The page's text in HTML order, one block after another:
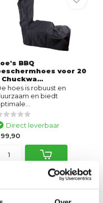
BBQ
voor 20
Chuckwa...
hoes is robuust en
en biedt
Direct leverbaar